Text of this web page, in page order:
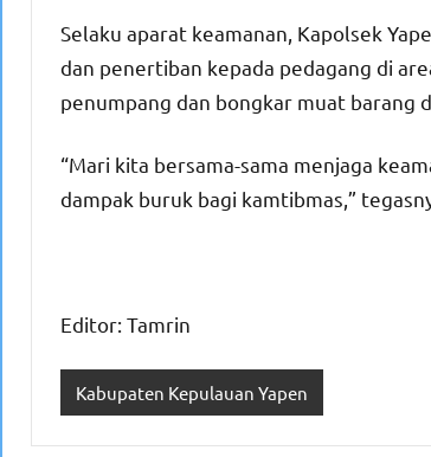
Selaku aparat keamanan, Kapolsek
dan penertiban kepada pedagang di
penumpang dan bongkar muat barang
“Mari kita bersama-sama menjaga
dampak buruk bagi kamtibmas,”
Editor: Tamrin
Kabupaten Kepulauan Yapen